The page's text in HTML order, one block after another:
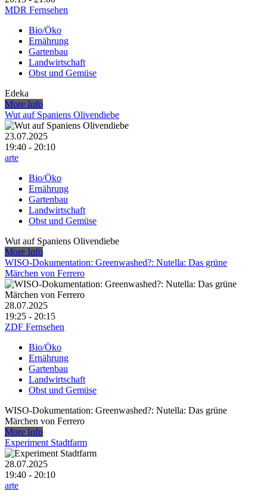
MDR Fernsehen
Bio/Öko
Ernährung
Gartenbau
Landwirtschaft
Obst und Gemüse
Edeka
More Info
Wut auf Spaniens Olivendiebe
23.07.2025
19:40 - 20:10
arte
Bio/Öko
Ernährung
Gartenbau
Landwirtschaft
Obst und Gemüse
Wut auf Spaniens Olivendiebe
More Info
WISO-Dokumentation: Greenwashed?: Nutella: Das grüne
Märchen von Ferrero
28.07.2025
19:25 - 20:15
ZDF Fernsehen
Bio/Öko
Ernährung
Gartenbau
Landwirtschaft
Obst und Gemüse
WISO-Dokumentation: Greenwashed?: Nutella: Das grüne
Märchen von Ferrero
More Info
Experiment Stadtfarm
28.07.2025
19:40 - 20:10
arte